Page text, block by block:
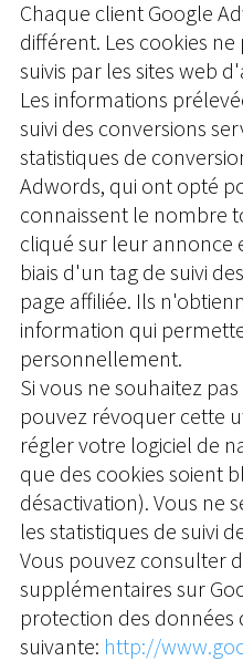
Chaque client Google
différent. Les cookies
suivis par les sites web
Les informations
suivi des conversions
statistiques de
Adwords, qui ont opté
connaissent le nombre
cliqué sur leur annonce
biais d'un tag de suivi
page affiliée. Ils
information qui
personnellement.
Si vous ne souhaitez
pouvez révoquer cette
régler votre logiciel de
que des cookies soient
désactivation). Vous ne
les statistiques de suivi
Vous pouvez consulter
supplémentaires sur
protection des données
suivante: http://